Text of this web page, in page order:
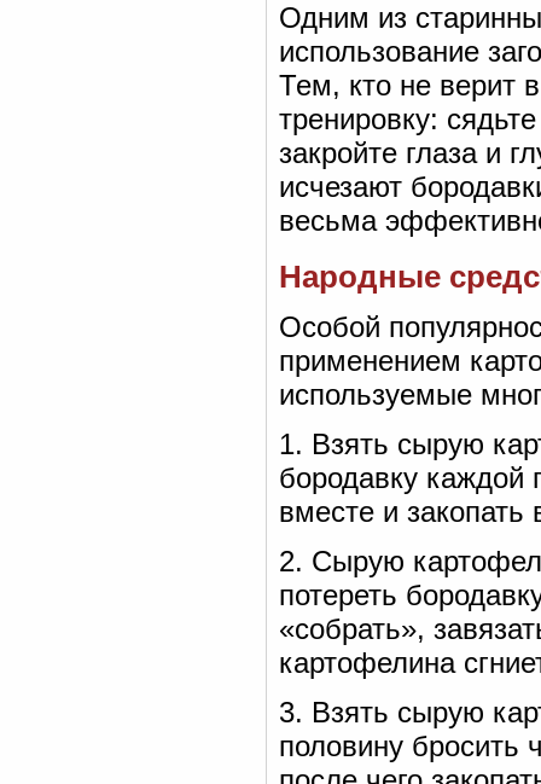
Одним из
использование
Тем, кто не верит
тренировку:
закройте глаза и
исчезают
весьма
Народные
Особой
применением
используемые
1. Взять сырую
бородавку каждой
вместе и закопать
2. Сырую
потереть
«собрать»,
картофелина
3. Взять сырую
половину бросить